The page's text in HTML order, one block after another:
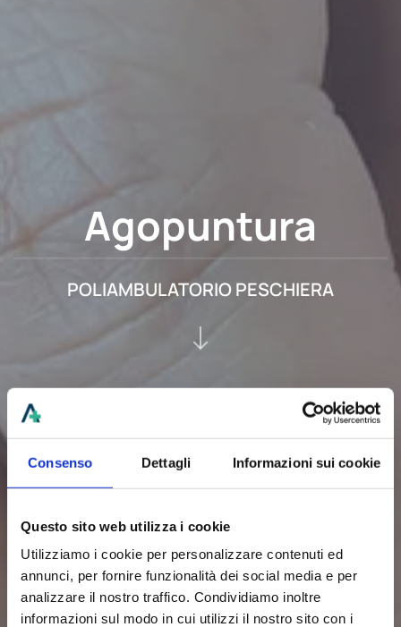
Consenso Dettagli Informazioni sui cookie
Questo sito web utilizza i cookie
Utilizziamo i cookie per personalizzare contenuti ed
annunci, per fornire funzionalità dei social media e per
analizzare il nostro traffico. Condividiamo inoltre
informazioni sul modo in cui utilizzi il nostro sito con i
Agopuntura
POLIAMBULATORIO PESCHIERA